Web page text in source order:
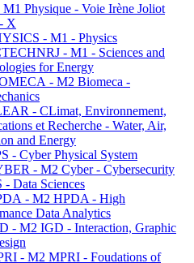
Physique - Voie Irène Joliot
X
- M1 - Physics
- M1 - Sciences and
for Energy
- M2 Biomeca -
- CLimat, Environnement,
et Recherche - Water, Air,
and Energy
- Cyber Physical System
- M2 Cyber - Cybersecurity
- Data Sciences
- M2 HPDA - High
Data Analytics
- M2 IGD - Interaction, Graphic
- M2 MPRI - Foudations of